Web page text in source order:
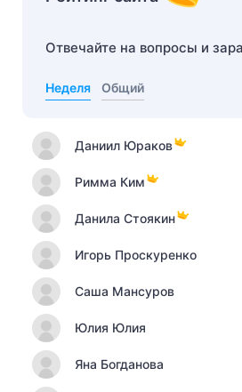
Отвечайте на вопросы и
Неделя Общий
Даниил Юраков
Римма Ким
Данила Стоякин
Игорь Проскуренко
Саша Мансуров
Юлия Юлия
Яна Богданова